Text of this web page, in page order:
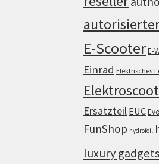
E-ScooterE-
Einrad Elektrisches
Ersatzteil EUC
FunShop hydrofoil
luxury gadgets